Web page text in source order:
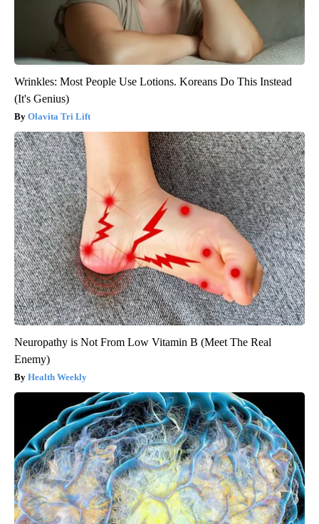
Wrinkles: Most People Use Lotions. Koreans Do This Instead
(It's Genius)
Olavita Tri Lift
Neuropathy is Not From Low Vitamin B (Meet The Real
Enemy)
Health Weekly